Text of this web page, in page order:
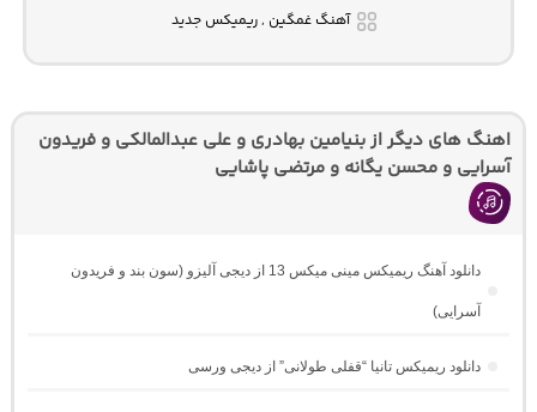
آهنگ غمگین , ریمیکس جدید
اهنگ های دیگر از بنیامین بهادری و علی عبدالمالکی و فریدون
آسرایی و محسن یگانه و مرتضی پاشایی
دانلود آهنگ ریمیکس مینی میکس 13 از دیجی آلیزو (سون بند و فریدون
آسرایی)
دانلود ریمیکس تانیا “قفلی طولانی” از دیجی ورسی